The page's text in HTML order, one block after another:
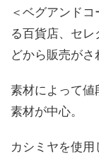
＜ベグアンド
る百貨店、セ
どから販売がさ
素材によって値
素材が中心。
カシミヤを使